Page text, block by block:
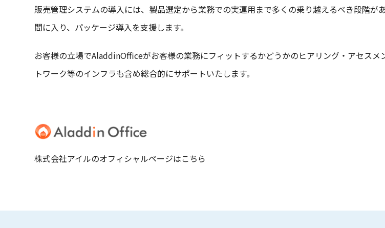
販売管理システムの導入には、製品選定から業務での実運用まで多くの乗り越えるべき段階
間に入り、パッケージ導入を支援します。
お客様の立場でAladdinOfficeがお客様の業務にフィットするかどうかのヒアリング・アセス
トワーク等のインフラも含め総合的にサポートいたします。
株式会社アイルのオフィシャルページはこちら